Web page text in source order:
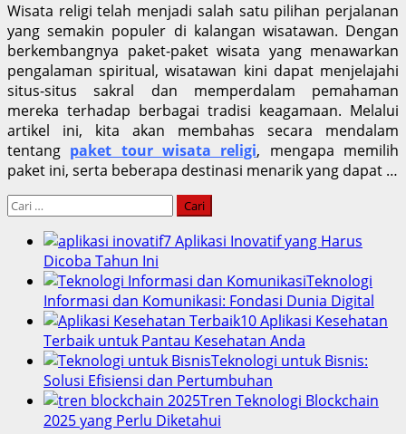
Wisata religi telah menjadi salah satu pilihan perjalanan
yang semakin populer di kalangan wisatawan. Dengan
berkembangnya paket-paket wisata yang menawarkan
pengalaman spiritual, wisatawan kini dapat menjelajahi
situs-situs sakral dan memperdalam pemahaman
mereka terhadap berbagai tradisi keagamaan. Melalui
artikel ini, kita akan membahas secara mendalam
tentang paket tour wisata religi, mengapa memilih
paket ini, serta beberapa destinasi menarik yang dapat …
Cari
7 Aplikasi Inovatif yang Harus
Dicoba Tahun Ini
Teknologi
Informasi dan Komunikasi: Fondasi Dunia Digital
10 Aplikasi Kesehatan
Terbaik untuk Pantau Kesehatan Anda
Teknologi untuk Bisnis:
Solusi Efisiensi dan Pertumbuhan
Tren Teknologi Blockchain
2025 yang Perlu Diketahui